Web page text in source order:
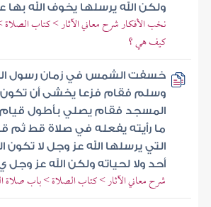
ولكن الله يرسلها يخوف الله بها
نخب الأفكار شرح معاني الآثار > كتاب
كيف هي ؟
خسفت الشمس في زمان رسول
وسلم فقام فزعا يخشى أن تكون
المسجد فقام يصلي بأطول
ما رأيته يفعله في صلاة قط ثم
التي يرسلها الله عز وجل لا تكون
أحد ولا لحياته ولكن الله عز وجل
شرح معاني الآثار > كتاب الصلاة > باب